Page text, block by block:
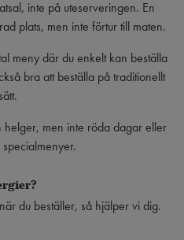
inte på uteserveringen. En
plats, men inte förtur till maten.
meny där du enkelt kan beställa
bra att beställa på traditionellt
sätt.
men inte röda dagar eller
du beställer, så hjälper vi dig.